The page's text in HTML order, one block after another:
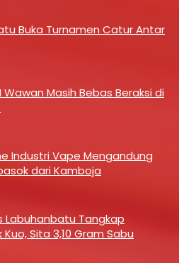
Buka Turnamen Catur Antar
Wawan Masih Bebas Beraksi di
Industri Vape Mengandung
dari Kamboja
Labuhanbatu Tangkap
Sita 3,10 Gram Sabu